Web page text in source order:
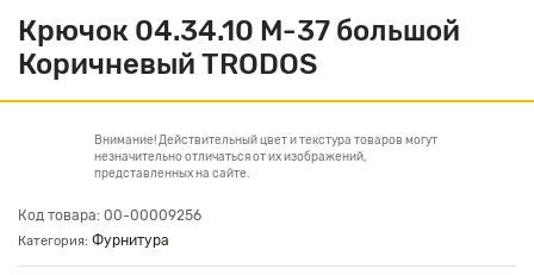
Крючок 04.34.10 М-37 большой
Коричневый TRODOS
Внимание! Действительный цвет и текстура товаров могут
незначительно отличаться от их изображений,
представленных на сайте.
Код товара: 00-00009256
Категория: Фурнитура